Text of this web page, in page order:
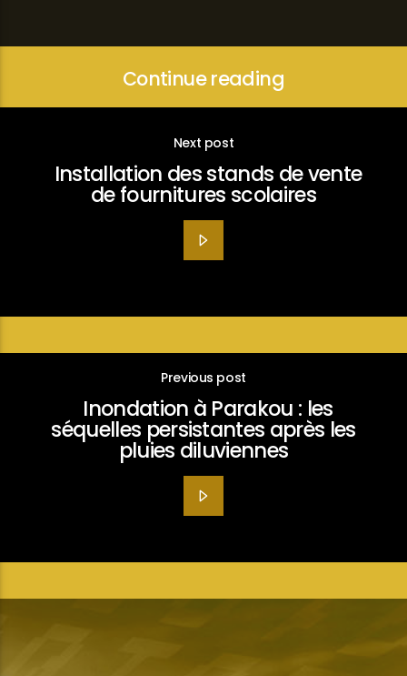
Continue reading
Next post
Installation des stands de vente
de fournitures scolaires
Previous post
Inondation à Parakou : les
séquelles persistantes après les
pluies diluviennes